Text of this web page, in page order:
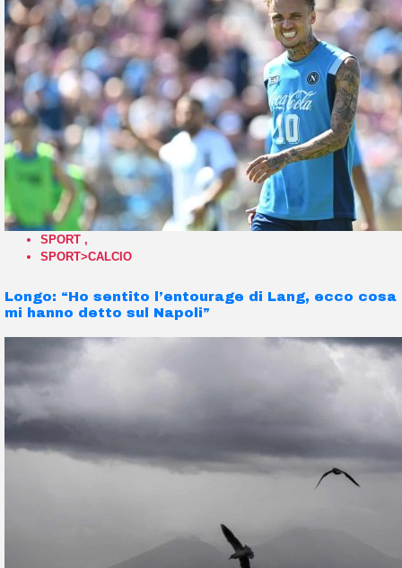
SPORT ,
SPORT>CALCIO
Longo: “Ho sentito l’entourage di Lang, ecco cosa
mi hanno detto sul Napoli”